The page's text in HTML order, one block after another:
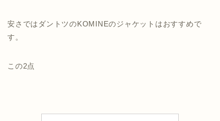
安さではダントツのKOMINEのジャケットはおすすめで
す。
この2点